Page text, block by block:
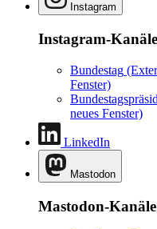
Instagram
Instagram-Kanäle
Bundestag
Fenster)
neues Fenster)
LinkedIn
Mastodon
Mastodon-Kanäle